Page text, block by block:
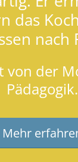
von der
Pädagogik.
Mehr